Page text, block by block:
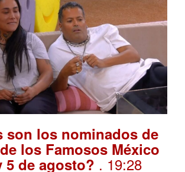
son los nominados de
de los Famosos México
5 de agosto? . 19:28